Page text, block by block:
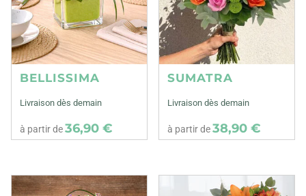
BELLISSIMA
Livraison dès demain
à partir de36,90 €
SUMATRA
Livraison dès demain
à partir de38,90 €